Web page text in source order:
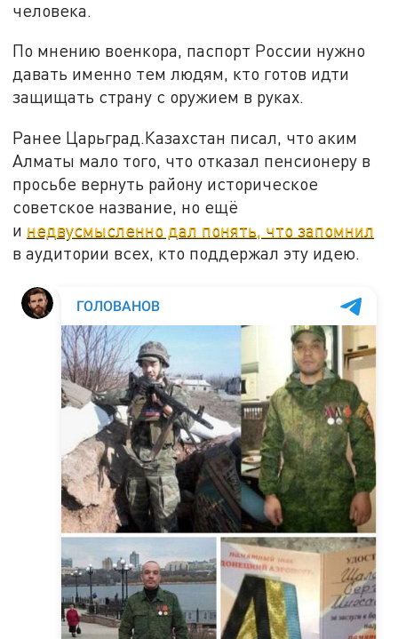
человека.
По мнению военкора, паспорт России нужно
давать именно тем людям, кто готов идти
защищать страну с оружием в руках.
Ранее Царьград.Казахстан писал, что аким
Алматы мало того, что отказал пенсионеру в
просьбе вернуть району историческое
советское название, но ещё
и недвусмысленно дал понять, что запомнил
в аудитории всех, кто поддержал эту идею.